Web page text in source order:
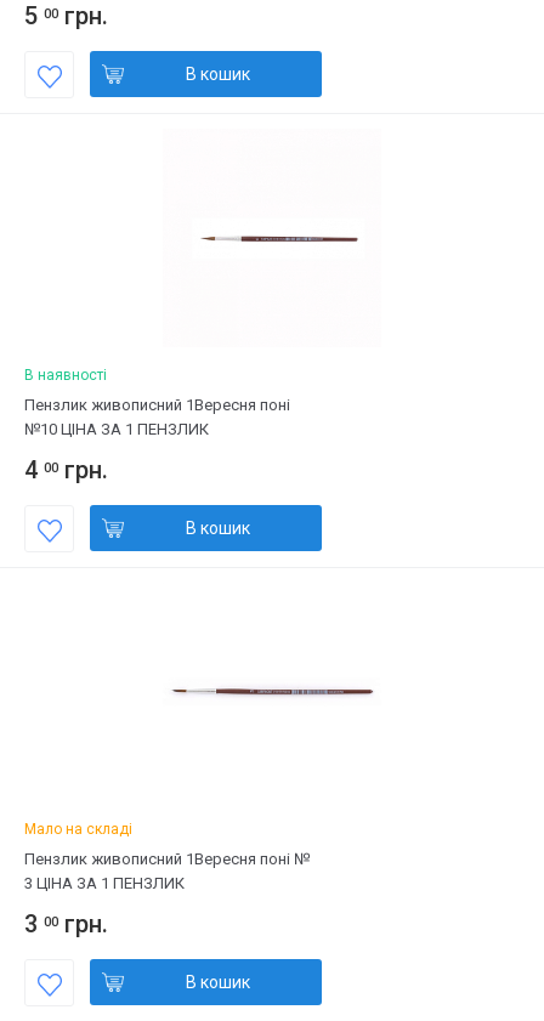
5 00 грн.
В кошик
В наявності
Пензлик живописний 1Вересня поні
№10 ЦІНА ЗА 1 ПЕНЗЛИК
4 00 грн.
В кошик
Мало на складі
Пензлик живописний 1Вересня поні №
3 ЦІНА ЗА 1 ПЕНЗЛИК
3 00 грн.
В кошик